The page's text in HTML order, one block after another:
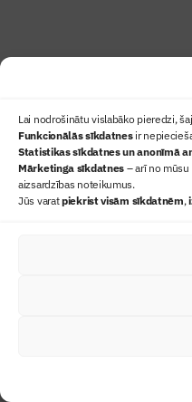
Lai nodrošinātu vislabāko pieredzi,
Funkcionālās sīkdatnesir
Statistikas sīkdatnes un anonīmā
Mārketinga sīkdatnes – arī no
aizsardzības noteikumus.
Jūs varatpiekrist visām sīkdatnēm,